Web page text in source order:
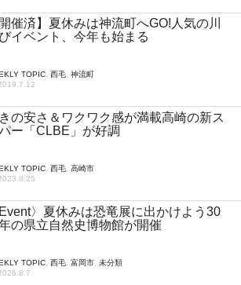
開催済】夏休みは神流町へGO!人気の川
イベント、今年も始まる
TOPIC, 西毛, 神流町
の安さ＆ワクワク感が満載高崎の新ス
ー「CLBE」が好調
TOPIC, 西毛, 高崎市
Event〉夏休みは恐竜展に出かけよう30
の県立自然史博物館が開催
TOPIC, 西毛, 富岡市, 未分類